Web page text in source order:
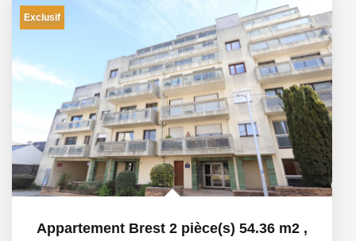
Exclusif
Appartement Brest 2 pièce(s) 54.36 m2 ,